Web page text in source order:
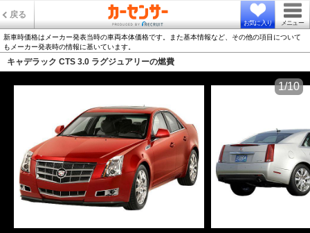
戻る
お気に入り メニュー
新車時価格はメーカー発表当時の車両本体価格です。また基本情報など、その他の項目について
もメーカー発表時の情報に基いています。
キャデラック CTS 3.0 ラグジュアリーの燃費
1/10